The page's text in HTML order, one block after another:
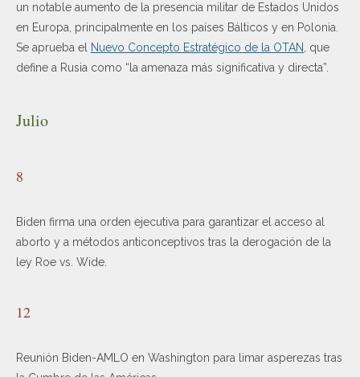
un notable aumento de la presencia militar de Estados Unidos
en Europa, principalmente en los países Bálticos y en Polonia.
Se aprueba el Nuevo Concepto Estratégico de la OTAN, que
define a Rusia como “la amenaza más significativa y directa”.
Julio
8
Biden firma una orden ejecutiva para garantizar el acceso al
aborto y a métodos anticonceptivos tras la derogación de la
ley Roe vs. Wide.
12
Reunión Biden-AMLO en Washington para limar asperezas tras